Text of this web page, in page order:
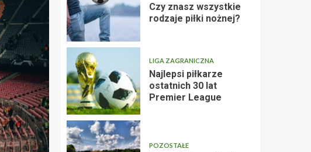
CIEKAWOSTKI
Czy znasz wszystkie
admin 4 lata temu
Czy znasz wszystkie
rodzaje piłki nożnej?
LIGA ZAGRANICZNA
Najlepsi piłkarze
ostatnich 30 lat
Premier League
POZOSTAŁE